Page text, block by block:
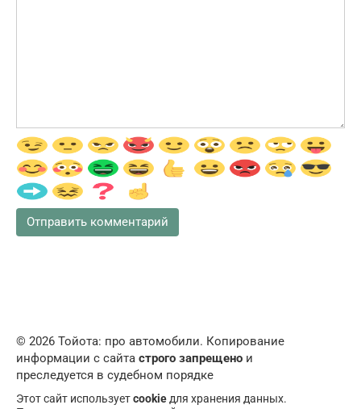
© 2026 Тойота: про автомобили. Копирование
информации с сайта строго запрещено и
преследуется в судебном порядке
Этот сайт используетcookieдля хранения данных.